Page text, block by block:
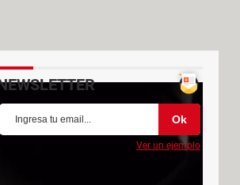
Ver un ejemplo